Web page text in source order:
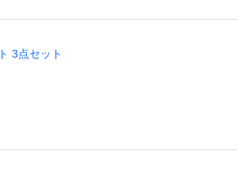
3点セット